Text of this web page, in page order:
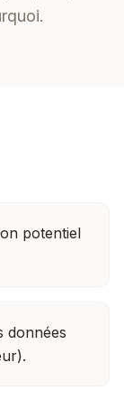
potentiel
données